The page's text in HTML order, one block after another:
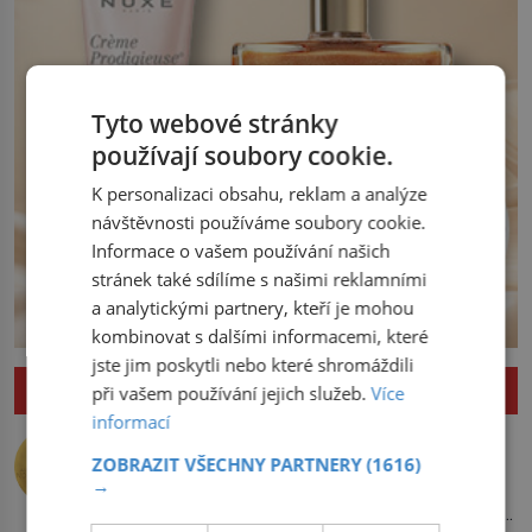
ZAJÍMAVOSTI
Chemický roztok!
Tyto webové stránky
používají soubory cookie.
K personalizaci obsahu, reklam a analýze
návštěvnosti používáme soubory cookie.
Informace o vašem používání našich
stránek také sdílíme s našimi reklamními
a analytickými partnery, kteří je mohou
kombinovat s dalšími informacemi, které
jste jim poskytli nebo které shromáždili
při vašem používání jejich služeb.Více
informací
ZOBRAZIT VŠECHNY PARTNERY(1616)
→